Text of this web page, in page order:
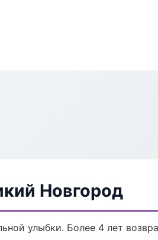
Новгород
улыбки. Более 4 лет